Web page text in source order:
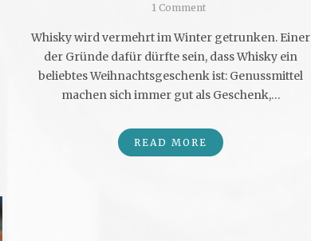
1 Comment
Whisky wird vermehrt im Winter getrunken. Einer
der Gründe dafür dürfte sein, dass Whisky ein
beliebtes Weihnachtsgeschenk ist: Genussmittel
machen sich immer gut als Geschenk,…
READ MORE